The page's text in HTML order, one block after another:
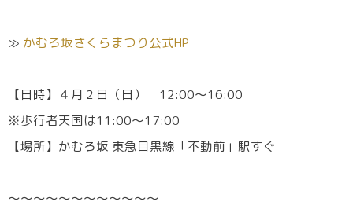
≫ かむろ坂さくらまつり公式HP
【日時】４月２日（日） 12:00〜16:00
※歩行者天国は11:00〜17:00
【場所】かむろ坂 東急目黒線「不動前」駅すぐ
〜〜〜〜〜〜〜〜〜〜〜〜